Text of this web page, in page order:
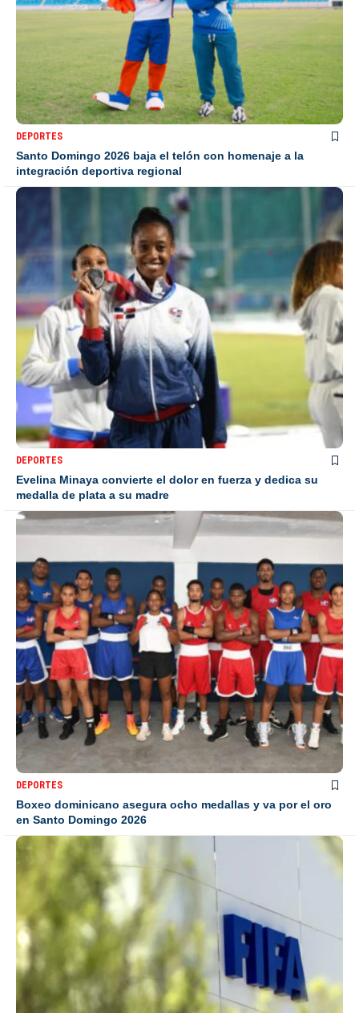
DEPORTES
Santo Domingo 2026 baja el telón con homenaje a la
integración deportiva regional
DEPORTES
Evelina Minaya convierte el dolor en fuerza y dedica su
medalla de plata a su madre
DEPORTES
Boxeo dominicano asegura ocho medallas y va por el oro
en Santo Domingo 2026